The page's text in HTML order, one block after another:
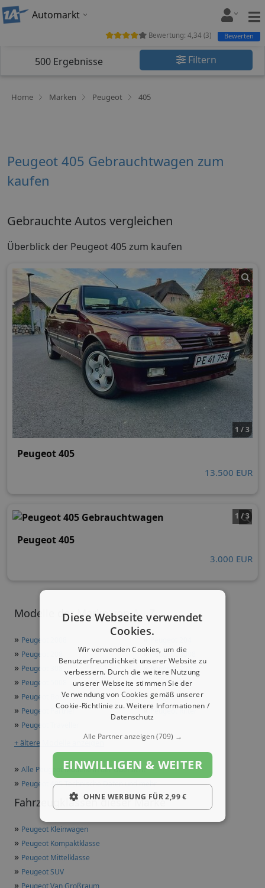
Automarkt
500 Ergebnisse Filtern
Home Marken Peugeot 405
Modelle der Marke von A - Z
» Peugeot 2008 »
» Peugeot 208 »Peugeot 3008
» Peugeot 308 » Peugeot 408
» Peugeot 5008 »Peugeot 508
» Peugeot Boxer » Peugeot Expert
» Peugeot Partner »Peugeot Rifter
» Peugeot Traveller
+ ältere Modelle anzeigen
» Alle Peugeot Modelle in der Übersicht
» Peugeot 405 Technische Daten und mehr
Fahrzeugklassen dieser Marke
» Peugeot Kleinwagen
» Peugeot Kompaktklasse
» Peugeot Mittelklasse
» Peugeot SUV
» Peugeot Van Großraum
Bewertung: 4,34 (3) Bewerten
Peugeot 405 Gebrauchtwagen zum
kaufen
Gebrauchte Autos vergleichen
Überblick der Peugeot 405 zum kaufen
1 / 3
Peugeot 405
13.500 EUR
1 / 3
Peugeot 405
3.000 EUR
Diese Webseite verwendet
Cookies.
Wir verwenden Cookies, um die
Benutzerfreundlichkeit unserer Website zu
verbessern. Durch die weitere Nutzung
unserer Webseite stimmen Sie der
Verwendung von Cookies gemäß unserer
Cookie-Richtlinie zu.Weitere Informationen /
Datenschutz
Alle Partner anzeigen(709) →
EINWILLIGEN & WEITER
OHNE WERBUNG FÜR 2,99 €